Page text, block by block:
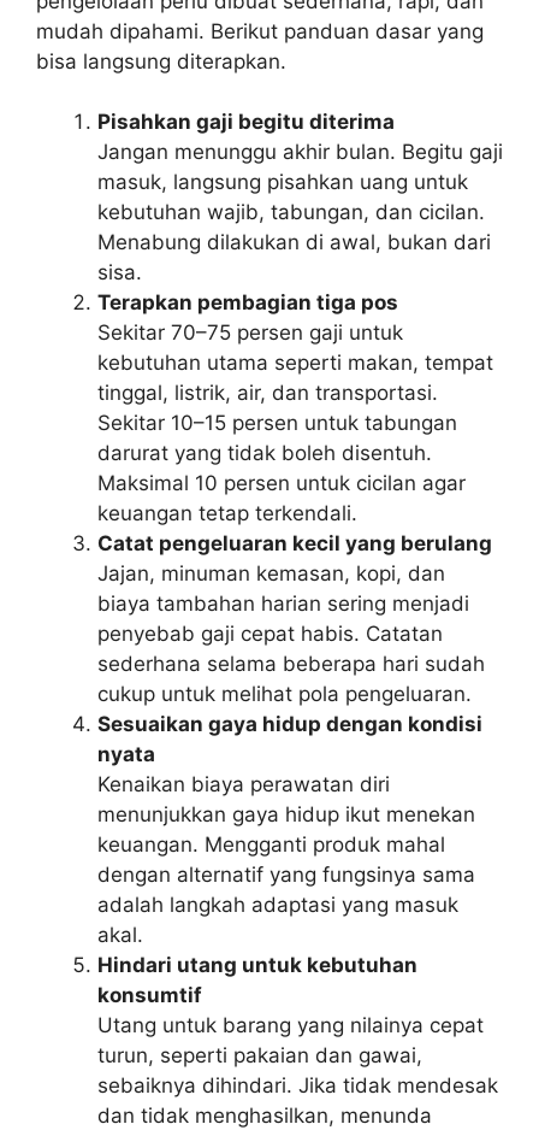
mudah dipahami. Berikut panduan dasar yang
bisa langsung diterapkan.
Pisahkan gaji begitu diterima
Jangan menunggu akhir bulan. Begitu gaji
masuk, langsung pisahkan uang untuk
kebutuhan wajib, tabungan, dan cicilan.
Menabung dilakukan di awal, bukan dari
sisa.
Terapkan pembagian tiga pos
Sekitar 70–75 persen gaji untuk
kebutuhan utama seperti makan, tempat
tinggal, listrik, air, dan transportasi.
Sekitar 10–15 persen untuk tabungan
darurat yang tidak boleh disentuh.
Maksimal 10 persen untuk cicilan agar
keuangan tetap terkendali.
Catat pengeluaran kecil yang berulang
Jajan, minuman kemasan, kopi, dan
biaya tambahan harian sering menjadi
penyebab gaji cepat habis. Catatan
sederhana selama beberapa hari sudah
cukup untuk melihat pola pengeluaran.
Sesuaikan gaya hidup dengan kondisi
nyata
Kenaikan biaya perawatan diri
menunjukkan gaya hidup ikut menekan
keuangan. Mengganti produk mahal
dengan alternatif yang fungsinya sama
adalah langkah adaptasi yang masuk
akal.
Hindari utang untuk kebutuhan
konsumtif
Utang untuk barang yang nilainya cepat
turun, seperti pakaian dan gawai,
sebaiknya dihindari. Jika tidak mendesak
dan tidak menghasilkan, menunda